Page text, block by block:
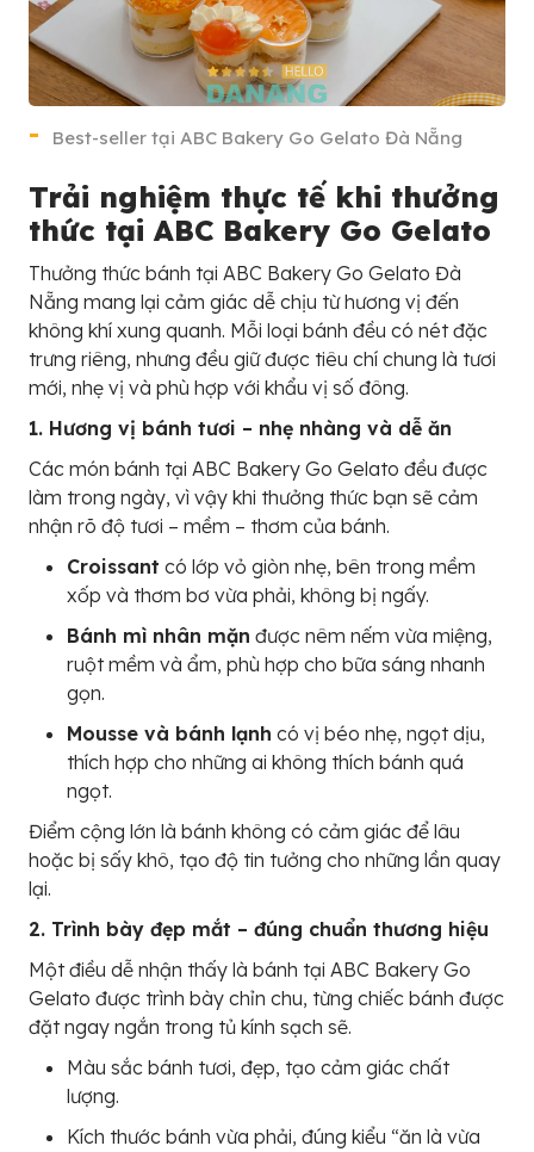
Best-seller tại ABC Bakery Go Gelato Đà Nẵng
Trải nghiệm thực tế khi thưởng
thức tại ABC Bakery Go Gelato
Thưởng thức bánh tại ABC Bakery Go Gelato Đà
Nẵng mang lại cảm giác dễ chịu từ hương vị đến
không khí xung quanh. Mỗi loại bánh đều có nét đặc
trưng riêng, nhưng đều giữ được tiêu chí chung là tươi
mới, nhẹ vị và phù hợp với khẩu vị số đông.
1. Hương vị bánh tươi – nhẹ nhàng và dễ ăn
Các món bánh tại ABC Bakery Go Gelato đều được
làm trong ngày, vì vậy khi thưởng thức bạn sẽ cảm
nhận rõ độ tươi – mềm – thơm của bánh.
Croissant có lớp vỏ giòn nhẹ, bên trong mềm
xốp và thơm bơ vừa phải, không bị ngấy.
Bánh mì nhân mặn được nêm nếm vừa miệng,
ruột mềm và ẩm, phù hợp cho bữa sáng nhanh
gọn.
Mousse và bánh lạnh có vị béo nhẹ, ngọt dịu,
thích hợp cho những ai không thích bánh quá
ngọt.
Điểm cộng lớn là bánh không có cảm giác để lâu
hoặc bị sấy khô, tạo độ tin tưởng cho những lần quay
lại.
2. Trình bày đẹp mắt – đúng chuẩn thương hiệu
Một điều dễ nhận thấy là bánh tại ABC Bakery Go
Gelato được trình bày chỉn chu, từng chiếc bánh được
đặt ngay ngắn trong tủ kính sạch sẽ.
Màu sắc bánh tươi, đẹp, tạo cảm giác chất
lượng.
Kích thước bánh vừa phải, đúng kiểu “ăn là vừa